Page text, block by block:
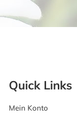
Quick Links
Mein Konto